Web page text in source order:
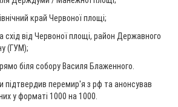
край Червоної площі;
схід від Червоної площі, район Державного
(ГУМ);
біля собору Василя Блаженного.
підтвердив перемир'я з рф та анонсував
у форматі 1000 на 1000.